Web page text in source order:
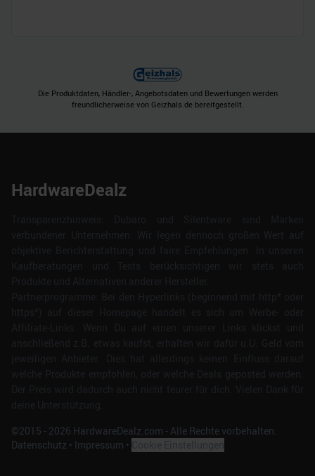
Die Produktdaten, Händler-, Angebotsdaten und Bewertungen werden
freundlicherweise von Geizhals.de bereitgestellt.
HardwareDealz
©2015 - 2026 HardwareDealz.com - Alle Rechte vorbehalten.
Datenschutz • Impressum •